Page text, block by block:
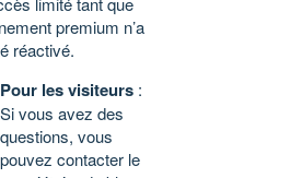
premium n’a
réactivé.
Pour les visiteurs :
Si vous avez des
questions, vous
pouvez contacter le